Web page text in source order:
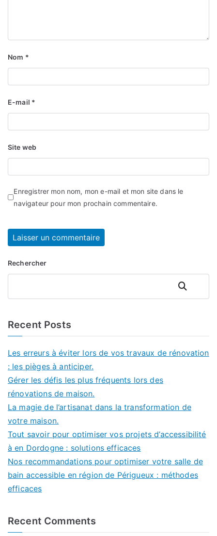
Nom *
E-mail *
Site web
Enregistrer mon nom, mon e-mail et mon site dans le
navigateur pour mon prochain commentaire.
Rechercher
Rechercher
Recent Posts
Les erreurs à éviter lors de vos travaux de rénovation
: les pièges à anticiper.
Gérer les défis les plus fréquents lors des
rénovations de maison.
La magie de l’artisanat dans la transformation de
votre maison.
Tout savoir pour optimiser vos projets d’accessibilité
à en Dordogne : solutions efficaces
Nos recommandations pour optimiser votre salle de
bain accessible en région de Périgueux : méthodes
efficaces
Recent Comments